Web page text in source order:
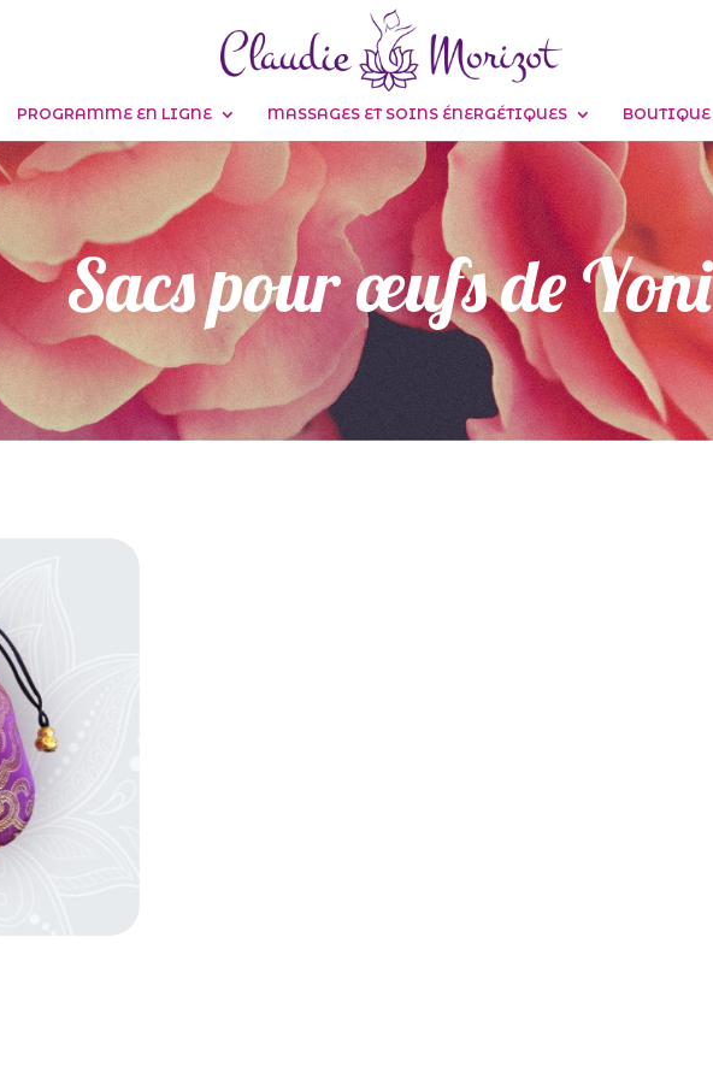
PROGRAMME EN LIGNE MASSAGES ET SOINS ÉNERGÉTIQUES BOUTIQUE
Sacs pour œufs de Yoni